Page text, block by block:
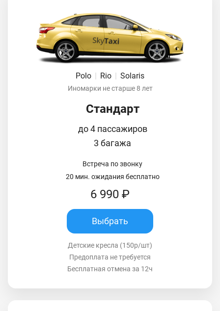
Polo | Rio | Solaris
Иномарки не старше 8 лет
Стандарт
до 4 пассажиров
3 багажа
Встреча по звонку
20 мин. ожидания бесплатно
6 990 ₽
Выбрать
Детские кресла (150р/шт)
Предоплата не требуется
Бесплатная отмена за 12ч